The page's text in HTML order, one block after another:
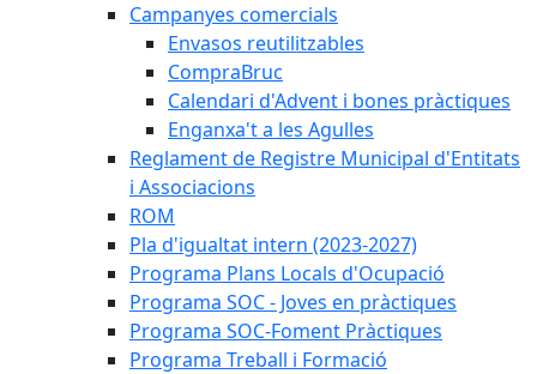
Campanyes comercials
Envasos reutilitzables
CompraBruc
Calendari d'Advent i bones pràctiques
Enganxa't a les Agulles
Reglament de Registre Municipal d'Entitats
i Associacions
ROM
Pla d'igualtat intern (2023-2027)
Programa Plans Locals d'Ocupació
Programa SOC - Joves en pràctiques
Programa SOC-Foment Pràctiques
Programa Treball i Formació